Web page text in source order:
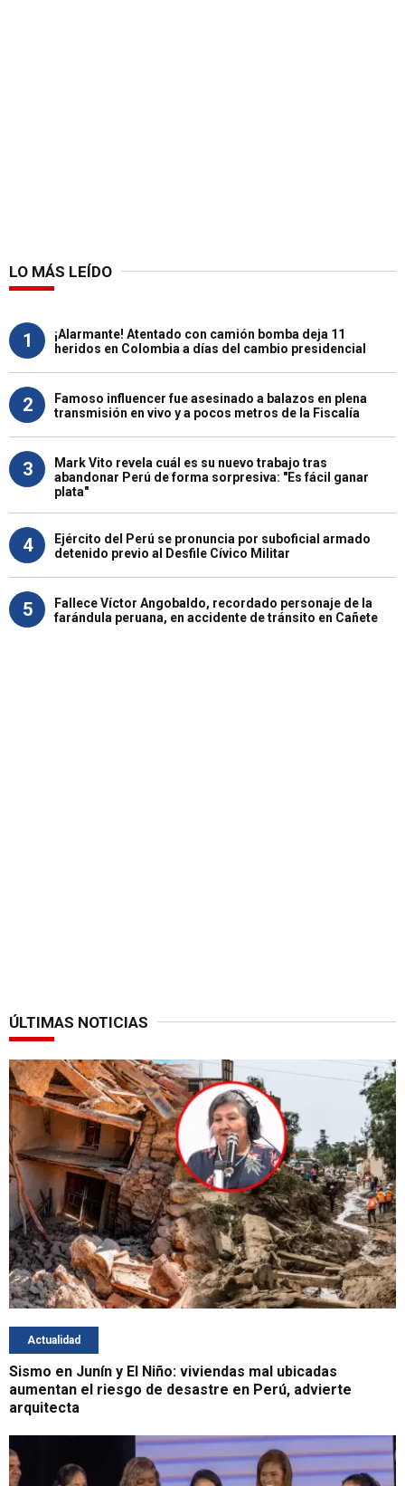
LO MÁS LEÍDO
1
¡Alarmante! Atentado con camión bomba deja 11
heridos en Colombia a días del cambio presidencial
2
Famoso influencer fue asesinado a balazos en plena
transmisión en vivo y a pocos metros de la Fiscalía
3
Mark Vito revela cuál es su nuevo trabajo tras
abandonar Perú de forma sorpresiva: "Es fácil ganar
plata"
4
Ejército del Perú se pronuncia por suboficial armado
detenido previo al Desfile Cívico Militar
5
Fallece Víctor Angobaldo, recordado personaje de la
farándula peruana, en accidente de tránsito en Cañete
ÚLTIMAS NOTICIAS
Actualidad
Sismo en Junín y El Niño: viviendas mal ubicadas
aumentan el riesgo de desastre en Perú, advierte
arquitecta